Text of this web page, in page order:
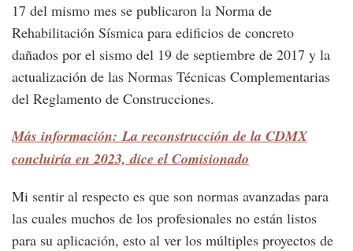
17 del mismo mes se publicaron la Norma de
Rehabilitación Sísmica para edificios de concreto
dañados por el sismo del 19 de septiembre de 2017 y la
actualización de las Normas Técnicas Complementarias
del Reglamento de Construcciones.
Más información: La reconstrucción de la CDMX
concluiría en 2023, dice el Comisionado
Mi sentir al respecto es que son normas avanzadas para
las cuales muchos de los profesionales no están listos
para su aplicación, esto al ver los múltiples proyectos de